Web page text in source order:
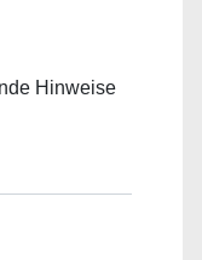
Hinweise